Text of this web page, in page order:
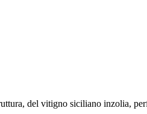
del vitigno siciliano inzolia,